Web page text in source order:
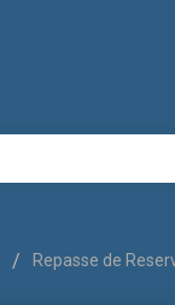
Repasse de